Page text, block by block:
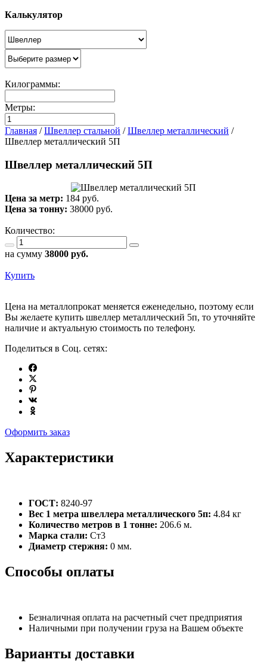
Калькулятор
Килограммы:
Метры:
Главная /Швеллер стальной /Швеллер металлический /
Швеллер металлический 5П
Швеллер металлический 5П
Цена за метр: 184 руб.
Цена за тонну: 38000 руб.
Количество:
на сумму 38000 руб.
Купить
Цена на металлопрокат меняется еженедельно, поэтому если
Вы желаете купить швеллер металлический 5п, то уточняйте
наличие и актуальную стоимость по телефону.
Поделиться в Соц. сетях:
Оформить заказ
Характеристики
ГОСТ: 8240-97
Вес 1 метра швеллера металлического 5п: 4.84 кг
Количество метров в 1 тонне: 206.6 м.
Марка стали: Ст3
Диаметр стержня: 0 мм.
Способы оплаты
Безналичная оплата на расчетный счет предприятия
Наличными при получении груза на Вашем объекте
Варианты доставки